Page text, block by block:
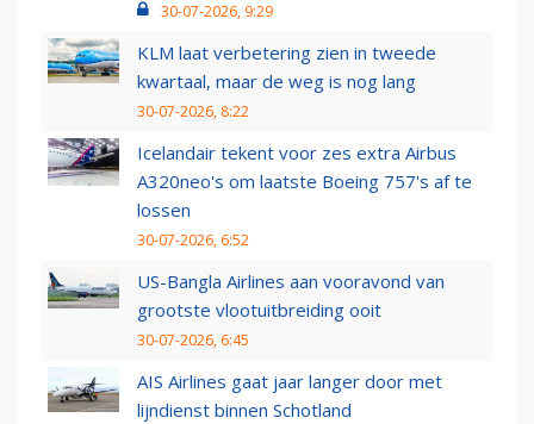
30-07-2026, 9:29
KLM laat verbetering zien in tweede
kwartaal, maar de weg is nog lang
30-07-2026, 8:22
Icelandair tekent voor zes extra Airbus
A320neo's om laatste Boeing 757's af te
lossen
30-07-2026, 6:52
US-Bangla Airlines aan vooravond van
grootste vlootuitbreiding ooit
30-07-2026, 6:45
AIS Airlines gaat jaar langer door met
lijndienst binnen Schotland